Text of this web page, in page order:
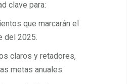
clave para:
que marcarán el
del 2025.
claros y retadores,
metas anuales.